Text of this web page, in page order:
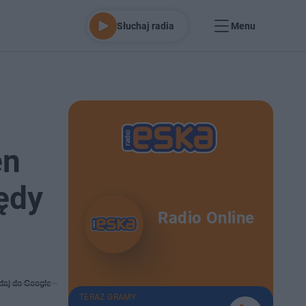
Słuchaj radia Menu
do Google
Radio Online
TERAZ GRAMY